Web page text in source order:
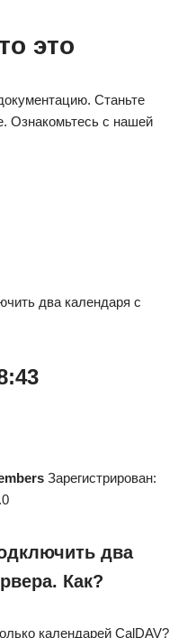
это
Станьте
Ознакомьтесь с нашей
два календаря с
Зарегистрирован:
два
Как?
календарей CalDAV?